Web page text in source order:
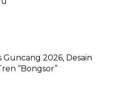
Guncang 2026, Desain
“Bongsor”